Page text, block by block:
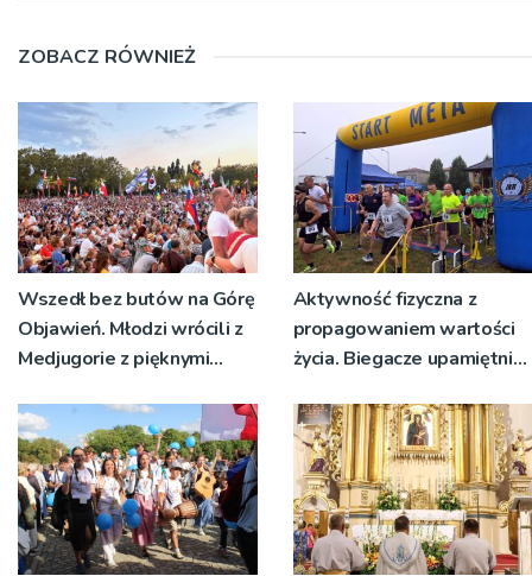
ZOBACZ RÓWNIEŻ
Wszedł bez butów na Górę
Objawień. Młodzi wrócili z
Medjugorie z pięknymi
Aktywność fizyczna z
propagowaniem wartości
życia. Biegacze upamiętnili